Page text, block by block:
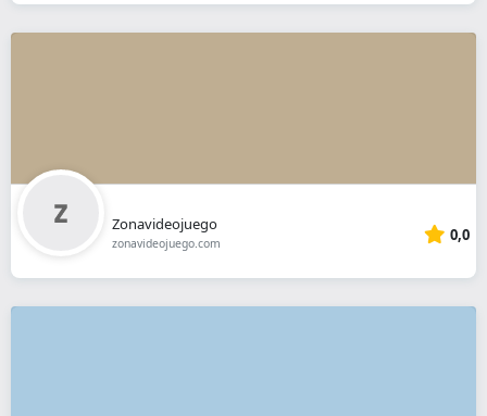
Zonavideojuego
zonavideojuego.com 0,0